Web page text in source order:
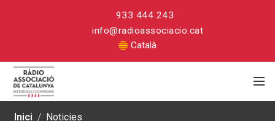
933 444 243
info@radioassociacio.cat
Català
Inici / Noticies